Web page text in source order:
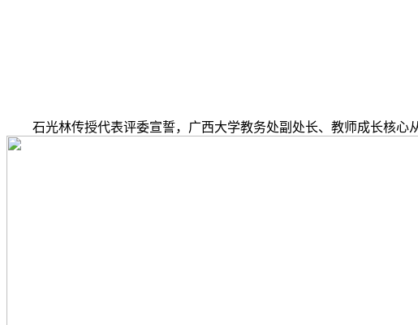
石光林传授代表评委宣誓，广西大学教务处副处长、教师成长核心从